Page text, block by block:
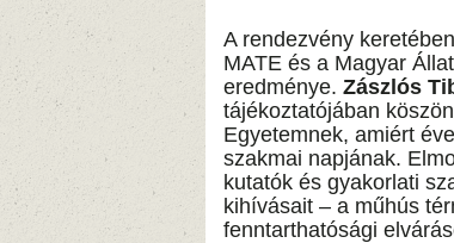
A rendezvény
MATE és a Magyar
eredménye. Zászlós
tájékoztatójában
Egyetemnek, amiért
szakmai napjának.
kutatók és gyakorlati
kihívásait – a műhús
fenntarthatósági